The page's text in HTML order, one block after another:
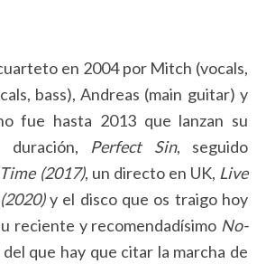
en 2004 por Mitch (vocals,
bass), Andreas (main guitar) y
fue hasta 2013 que lanzan su
Perfect Sin, seguido
(2017), un directo en UK, Live
y el disco que os traigo hoy
reciente y recomendadísimo No-
del que hay que citar la marcha de